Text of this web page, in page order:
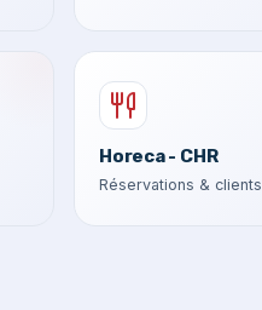
Horeca - CHR
Réservations & clients